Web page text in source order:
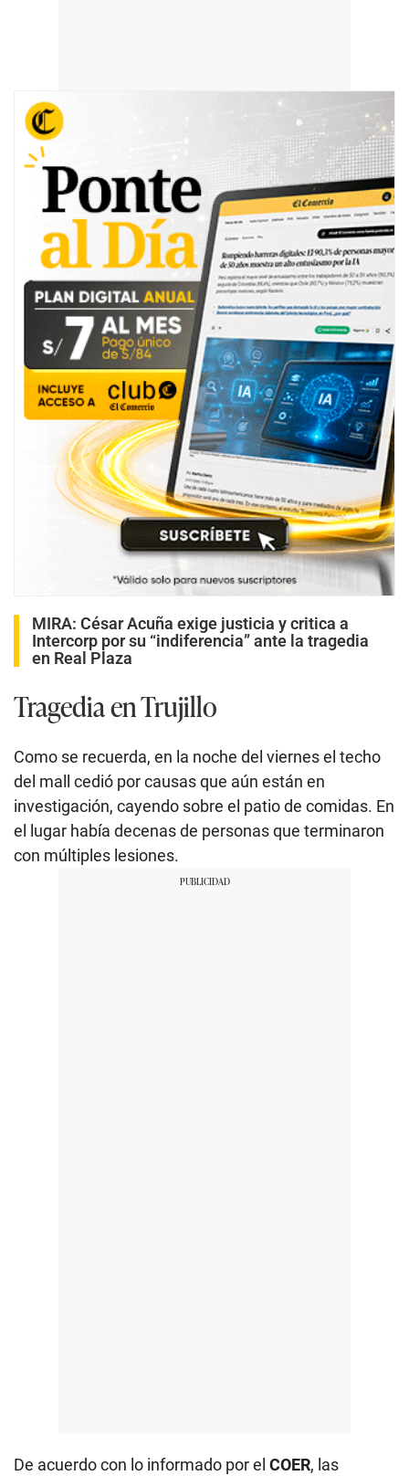
MIRA: César Acuña exige justicia y critica a
Intercorp por su “indiferencia” ante la tragedia
en Real Plaza
Tragedia en Trujillo
Como se recuerda, en la noche del viernes el techo
del mall cedió por causas que aún están en
investigación, cayendo sobre el patio de comidas. En
el lugar había decenas de personas que terminaron
con múltiples lesiones.
De acuerdo con lo informado por el COER, las